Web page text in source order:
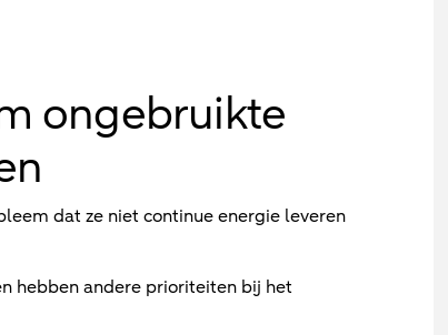
ongebruikte
dat ze niet continue energie leveren
hebben andere prioriteiten bij het